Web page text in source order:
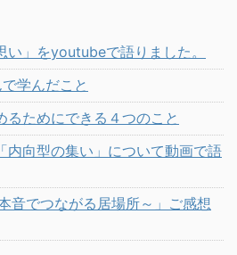
い」をyoutubeで語りました。
学んだこと
るためにできる４つのこと
内向型の集い」について動画で語
音でつながる居場所～」ご感想